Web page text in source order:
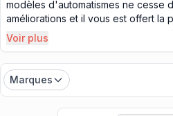
modèles d'automatismes ne cesse
améliorations et il vous est offert la
total des équipements domotiques
des émetteurs, qui œuvrent en
clôture, ne soit pas équipée de
propriétaire soit contraint à déplacer
Voir plus
Marques